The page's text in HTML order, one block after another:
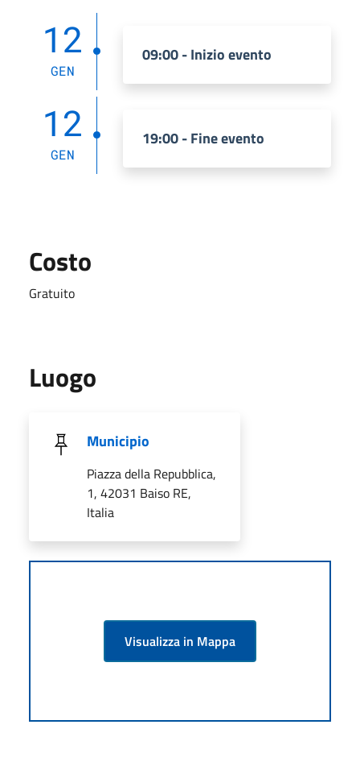
12
GEN
09:00 - Inizio evento
12
GEN
19:00 - Fine evento
Costo
Gratuito
Luogo
Municipio
Piazza della Repubblica,
1, 42031 Baiso RE,
Italia
Visualizza in Mappa